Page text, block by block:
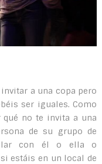
a una copa pero
ser iguales. Como
qué no te invita a una
de su grupo de
con él o ella o
estáis en un local de